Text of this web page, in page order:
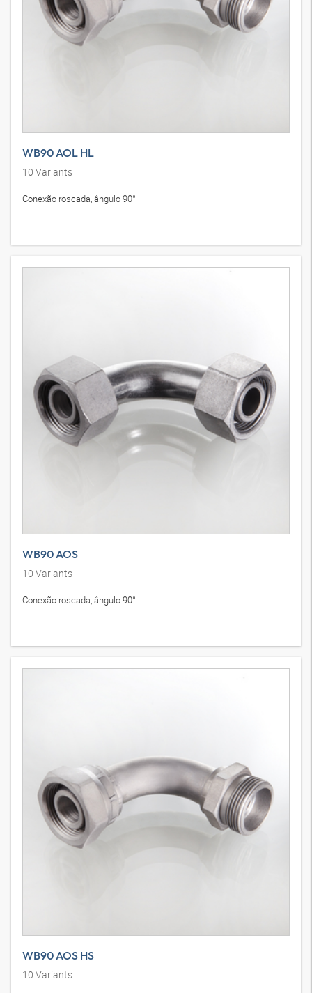
WB90 AOL HL
10 Variants
Conexão roscada, ângulo 90°
WB90 AOS
10 Variants
Conexão roscada, ângulo 90°
WB90 AOS HS
10 Variants